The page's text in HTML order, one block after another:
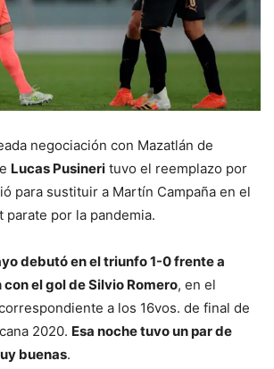
negociación con Mazatlán de
Lucas Pusineri tuvo el reemplazo por
para sustituir a Martín Campaña en el
por la pandemia.
debutó en el triunfo 1-0 frente a
el gol de Silvio Romero, en el
a los 16vos. de final de
2020. Esa noche tuvo un par de
buenas.